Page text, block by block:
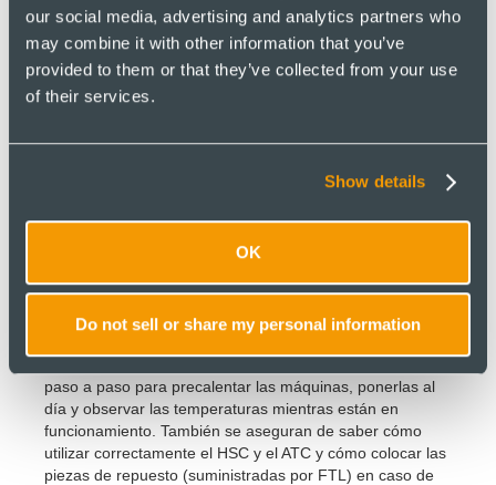
our social media, advertising and analytics partners who
may combine it with other information that you’ve
provided to them or that they’ve collected from your use
of their services.
Show details
OK
Do not sell or share my personal information
Todos los trabajos descritos anteriormente se realizaron
en una sola fase continua según el programa del
proyecto del cliente.
enviamos a nuestro ingeniero de puesta en servicio para
nivel óptimo. Una vez que estemos satisfechos con todos
necesitaremos un tiempo determinado para capacitar a
paso a paso para precalentar las máquinas, ponerlas al
día y observar las temperaturas mientras están en
funcionamiento. También se aseguran de saber cómo
utilizar correctamente el HSC y el ATC y cómo colocar las
piezas de repuesto (suministradas por FTL) en caso de